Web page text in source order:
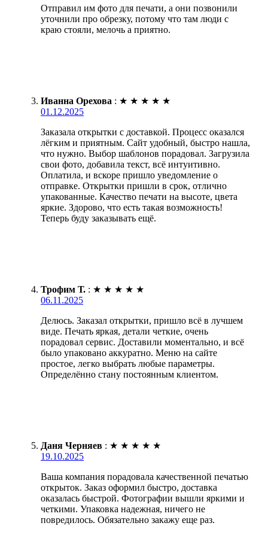
Отправил им фото для печати, а они позвонили
уточнили про обрезку, потому что там люди с
краю стояли, мелочь а приятно.
Иванна Орехова : ★ ★ ★ ★ ★
01.12.2025
Заказала открытки с доставкой. Процесс оказался
лёгким и приятным. Сайт удобный, быстро нашла,
что нужно. Выбор шаблонов порадовал. Загрузила
свои фото, добавила текст, всё интуитивно.
Оплатила, и вскоре пришло уведомление о
отправке. Открытки пришли в срок, отлично
упакованные. Качество печати на высоте, цвета
яркие. Здорово, что есть такая возможность!
Теперь буду заказывать ещё.
Трофим Т. : ★ ★ ★ ★ ★
06.11.2025
Делюсь. Заказал открытки, пришло всё в лучшем
виде. Печать яркая, детали четкие, очень
порадовал сервис. Доставили моментально, и всё
было упаковано аккуратно. Меню на сайте
простое, легко выбрать любые параметры.
Определённо стану постоянным клиентом.
Даня Черняев : ★ ★ ★ ★ ★
19.10.2025
Ваша компания порадовала качественной печатью
открыток. Заказ оформил быстро, доставка
оказалась быстрой. Фотографии вышли яркими и
четкими. Упаковка надежная, ничего не
повредилось. Обязательно закажу еще раз.